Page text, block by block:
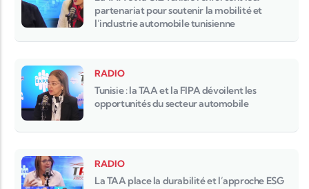
partenariat pour soutenir la mobilité et
l’industrie automobile tunisienne
RADIO
Tunisie : la TAA et la FIPA dévoilent les
opportunités du secteur automobile
RADIO
La TAA place la durabilité et l’approche ESG